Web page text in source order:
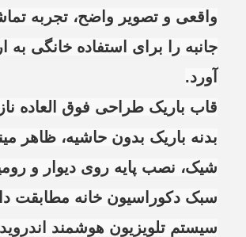
واقعی و تصویر واضح، تجربه
جانبه را برای استفاده خانگی به
آورد.
قاب باریک طراحی فوق العاده
بدنه باریک بدون حاشیه، ظاهر
شیک، نصب پایه روی دیوار و
سبک دکوراسیون خانه مطابقت
سیستم تلویزیون هوشمند اندروید